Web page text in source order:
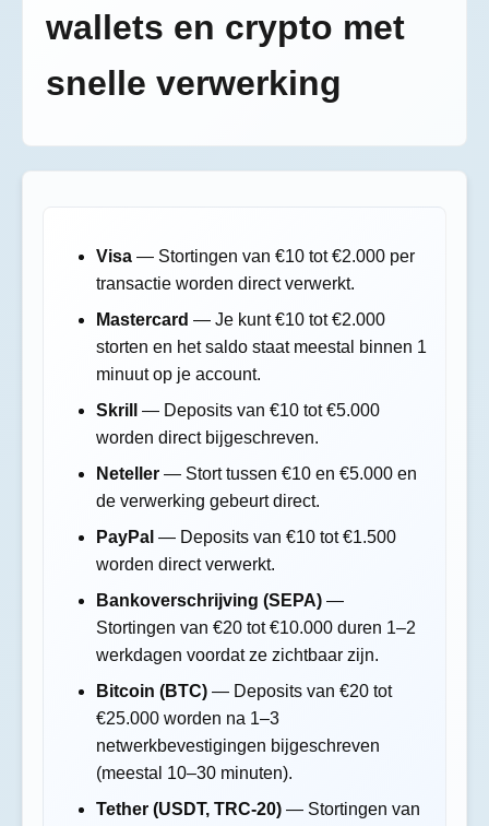
wallets en crypto met
snelle verwerking
Visa — Stortingen van €10 tot €2.000 per
transactie worden direct verwerkt.
Mastercard — Je kunt €10 tot €2.000
storten en het saldo staat meestal binnen 1
minuut op je account.
Skrill
— Deposits van €10 tot €5.000
worden direct bijgeschreven.
Neteller — Stort tussen €10 en €5.000 en
de verwerking gebeurt direct.
PayPal — Deposits van €10 tot €1.500
worden direct verwerkt.
Bankoverschrijving (SEPA) —
Stortingen van €20 tot €10.000 duren 1–2
werkdagen voordat ze zichtbaar zijn.
Bitcoin (BTC) — Deposits van €20 tot
€25.000 worden na 1–3
netwerkbevestigingen bijgeschreven
(meestal 10–30 minuten).
Tether (USDT, TRC-20) — Stortingen van